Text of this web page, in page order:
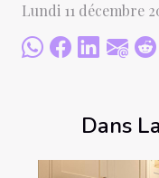
Lundi 11 décembre
Dans